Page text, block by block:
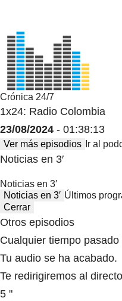
Crónica 24/7
1x24: Radio Colombia
23/08/2024 - 01:38:13
Ver más episodios Ir al
Noticias en 3′
Noticias en 3′
Noticias en 3′ Últimos
Cerrar
Otros episodios
Cualquier tiempo
Tu audio se ha acabado.
Te redirigiremos al
5 "